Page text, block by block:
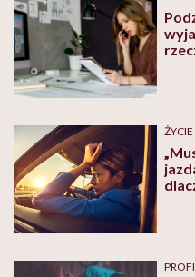
ŻYCIE